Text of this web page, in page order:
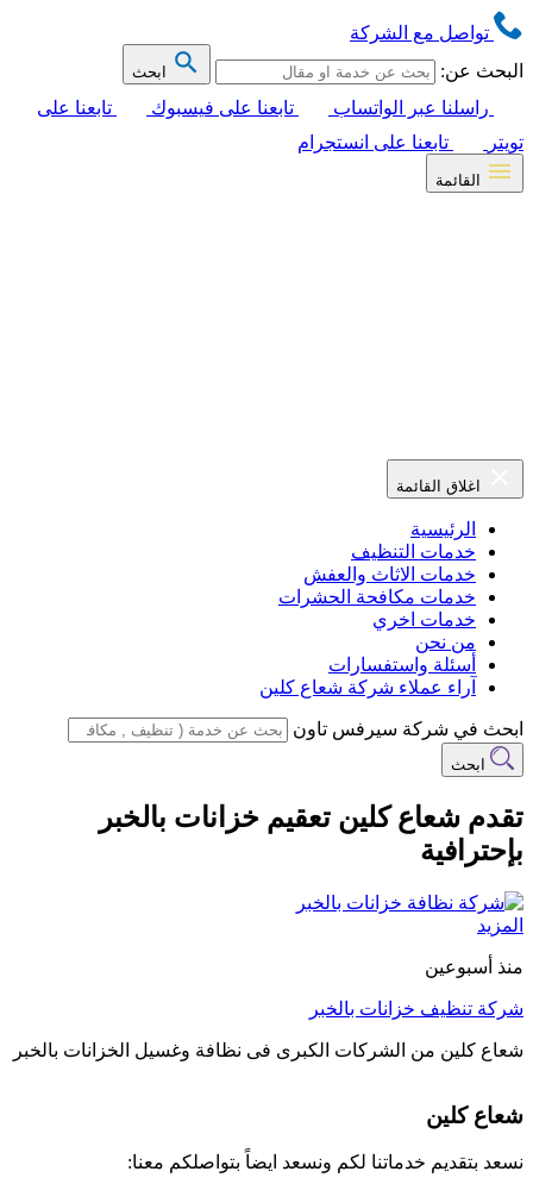
تواصل مع الشركة
البحث عن:
ابحث
راسلنا عبر الواتساب تابعنا على فيسبوك
تابعنا على
تويتر
تابعنا على انستجرام
القائمة
اغلاق القائمة
الرئيسية
خدمات التنظيف
خدمات الاثاث والعفش
خدمات مكافحة الحشرات
خدمات اخري
من نحن
أسئلة واستفسارات
آراء عملاء شركة شعاع كلين
ابحث في شركة سيرفس تاون
ابحث
تقدم شعاع كلين تعقيم خزانات بالخبر
بإحترافية
المزيد
منذ أسبوعين
شركة تنظيف خزانات بالخبر
شعاع كلين من الشركات الكبرى فى نظافة وغسيل الخزانات بالخبر
شعاع كلين
نسعد بتقديم خدماتنا لكم ونسعد ايضاً بتواصلكم معنا: